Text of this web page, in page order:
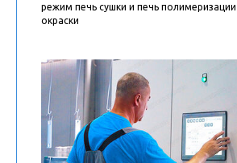
режим печь сушки и печь
окраски